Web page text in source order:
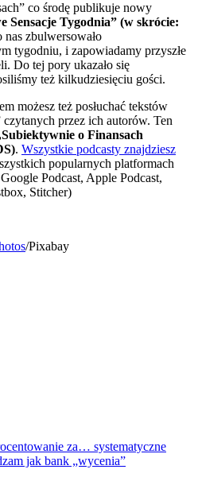
co środę publikuje nowy
Sensacje Tygodnia” (w skrócie:
zbulwersowało
tygodniu, i zapowiadamy przyszłe
Do tej pory ukazało się
też kilkudziesięciu gości.
możesz też posłuchać tekstów
przez ich autorów. Ten
o Finansach
. Wszystkie podcasty znajdziesz
popularnych platformach
Podcast, Apple Podcast,
Stitcher)
/Pixabay